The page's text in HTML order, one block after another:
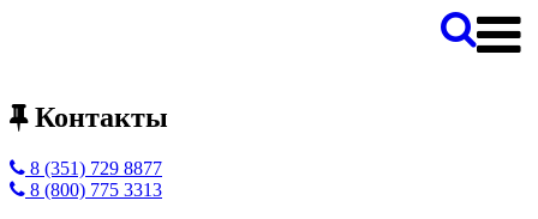
Контакты
8 (351) 729 8877
8 (800) 775 3313